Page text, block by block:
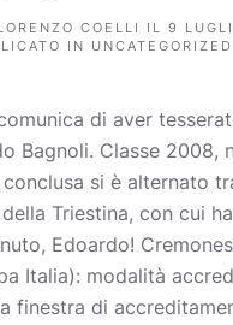
COELLI IL 9
IN UNCATEGORIZED
di aver
Bagnoli. Classe 2008,
si è alternato
Triestina, con cui
Edoardo!
Italia): modalità
finestra di